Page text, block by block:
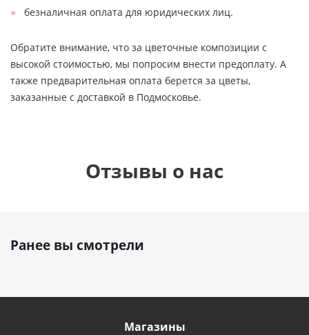
безналичная оплата для юридических лиц.
Обратите внимание, что за цветочные композиции с
высокой стоимостью, мы попросим внести предоплату. А
также предварительная оплата берется за цветы,
заказанные с доставкой в Подмосковье.
Отзывы о нас
Ранее вы смотрели
Магазины